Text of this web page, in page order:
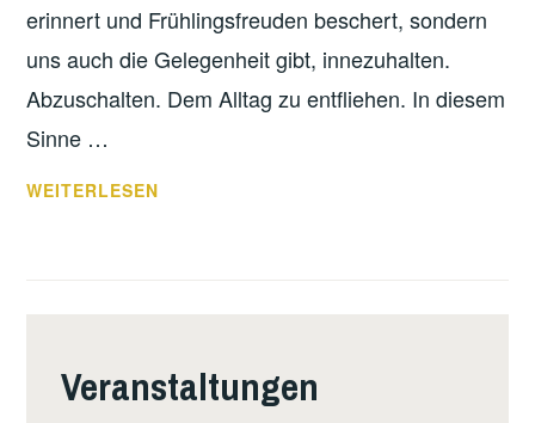
erinnert und Frühlingsfreuden beschert, sondern
uns auch die Gelegenheit gibt, innezuhalten.
Abzuschalten. Dem Alltag zu entfliehen. In diesem
Sinne …
FROHE
WEITERLESEN
Veranstaltungen